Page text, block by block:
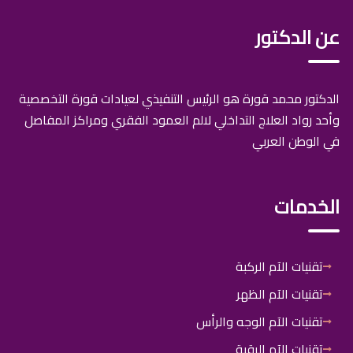
عن الدكتور
الدكتور محمد قورة هو الرئيس التنفيذي لعيادات قورة التخصصية
وأحد رواد العلاج التداخلي لالم العمود الفقري ومراكز المفاصل
في الوطن العربي
الخدمات
تقنيات الآم الركبة
تقنيات الآم الظهر
تقنيات الآم الوجه والرأس